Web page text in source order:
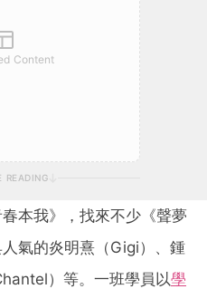
Content
READING
本我》，找來不少《聲夢
氣的炎明熹（Gigi）、鍾
）等。一班學員以學